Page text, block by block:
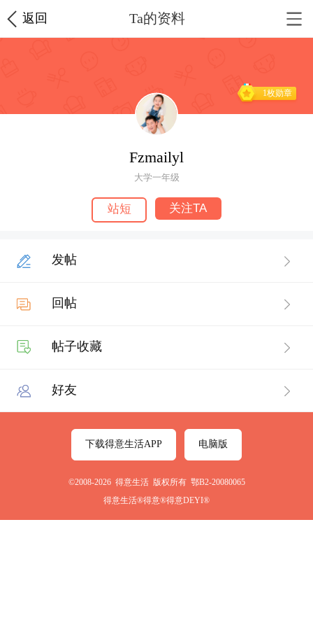
返回 Ta的资料
1枚勋章
Fzmailyl
大学一年级
站短 关注TA
发帖
回帖
帖子收藏
好友
下载得意生活APP 电脑版
©2008-2026 得意生活 版权所有 鄂B2-20080065
得意生活®得意®得意DEYI®